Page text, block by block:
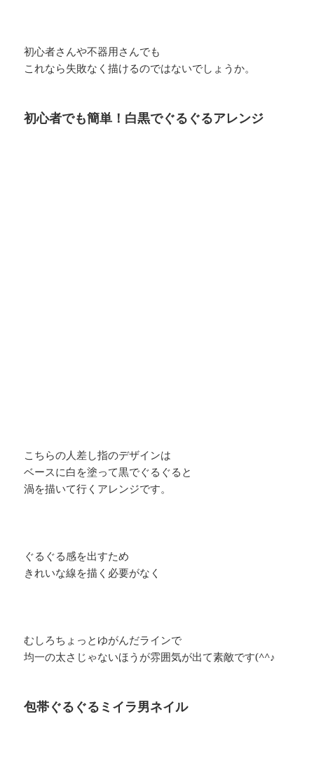
初心者さんや不器用さんでも
これなら失敗なく描けるのではないでしょうか。
初心者でも簡単！白黒でぐるぐるアレンジ
こちらの人差し指のデザインは
ベースに白を塗って黒でぐるぐると
渦を描いて行くアレンジです。
ぐるぐる感を出すため
きれいな線を描く必要がなく
むしろちょっとゆがんだラインで
均一の太さじゃないほうが雰囲気が出て素敵です(^^♪
包帯ぐるぐるミイラ男ネイル